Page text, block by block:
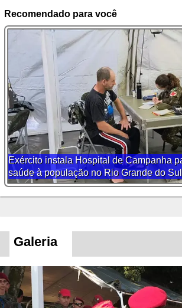
Recomendado para você
Exército instala Hospital de Campanha
saúde à população no Rio Grande do Sul
Galeria